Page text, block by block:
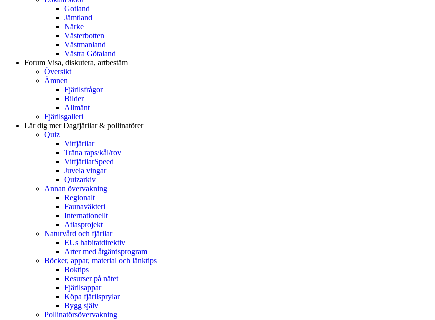
Gotland
Jämtland
Närke
Västerbotten
Västmanland
Västra Götaland
Forum Visa, diskutera, artbestäm
Översikt
Ämnen
Fjärilsfrågor
Bilder
Allmänt
Fjärilsgalleri
Lär dig merDagfjärilar & pollinatörer
Quiz
Vitfjärilar
Träna raps/kål/rov
VitfjärilarSpeed
Juvela vingar
Quizarkiv
Annan övervakning
Regionalt
Faunaväkteri
Internationellt
Atlasprojekt
Naturvård och fjärilar
EUs habitatdirektiv
Arter med åtgärdsprogram
Böcker, appar, material och länktips
Boktips
Resurser på nätet
Fjärilsappar
Köpa fjärilsprylar
Bygg själv
Pollinatörsövervakning